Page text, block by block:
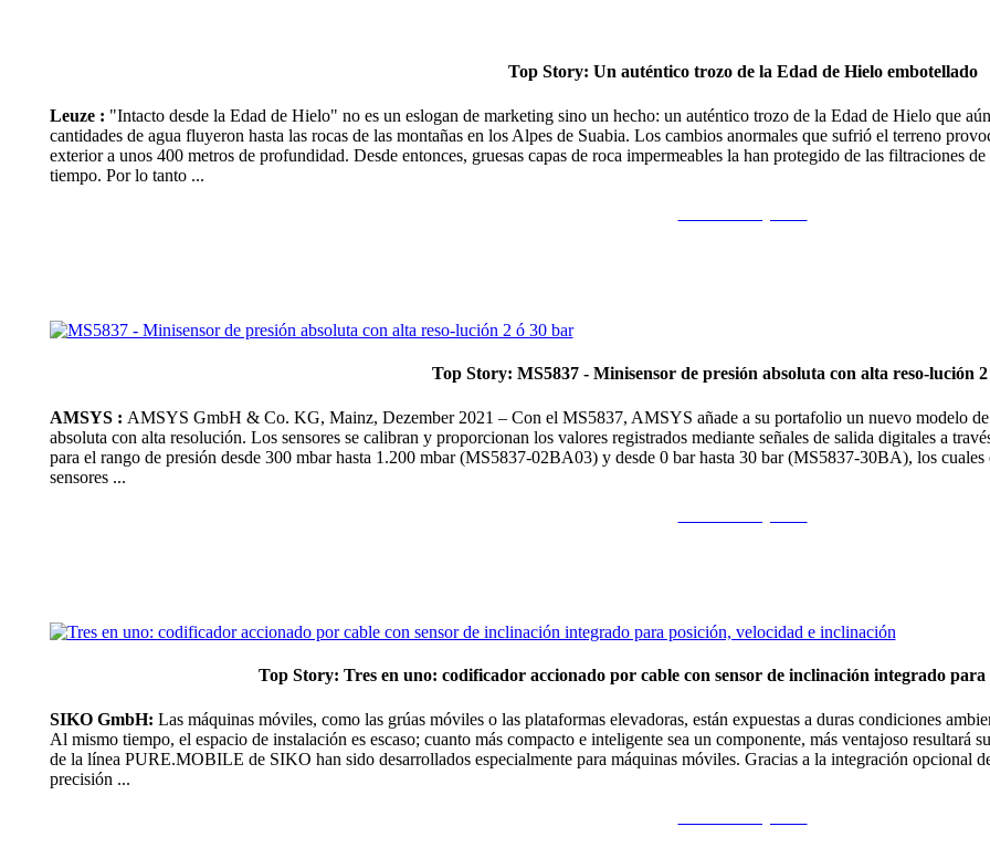
Top Story: Un auténtico trozo de la Edad de Hielo embotellado
Leuze : "Intacto desde la Edad de Hielo" no es un eslogan de marketing sino un hecho: un auténtico trozo de la Edad de Hielo que
cantidades de agua fluyeron hasta las rocas de las montañas en los Alpes de Suabia. Los cambios anormales que sufrió el terreno
exterior a unos 400 metros de profundidad. Desde entonces, gruesas capas de roca impermeables la han protegido de las filtraciones
tiempo. Por lo tanto ...
Top Story: MS5837 - Minisensor de presión absoluta con alta reso-lución
AMSYS : AMSYS GmbH & Co. KG, Mainz, Dezember 2021 – Con el MS5837, AMSYS añade a su portafolio un nuevo modelo
absoluta con alta resolución. Los sensores se calibran y proporcionan los valores registrados mediante señales de salida digitales a
para el rango de presión desde 300 mbar hasta 1.200 mbar (MS5837-02BA03) y desde 0 bar hasta 30 bar (MS5837-30BA), los
sensores ...
Top Story: Tres en uno: codificador accionado por cable con sensor de inclinación integrado
SIKO GmbH: Las máquinas móviles, como las grúas móviles o las plataformas elevadoras, están expuestas a duras condiciones
Al mismo tiempo, el espacio de instalación es escaso; cuanto más compacto e inteligente sea un componente, más ventajoso resultará
de la línea PURE.MOBILE de SIKO han sido desarrollados especialmente para máquinas móviles. Gracias a la integración opcional
precisión ...